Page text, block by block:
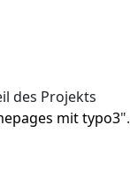
des Projekts
mit typo3".